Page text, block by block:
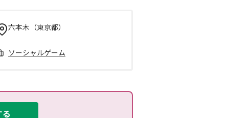
六本木（東京都）
ソーシャルゲーム